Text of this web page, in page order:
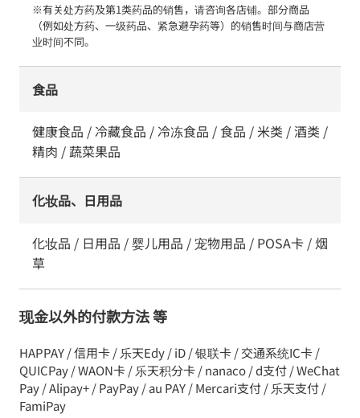
※有关处方药及第1类药品的销售，请咨询各店铺。部分商品
（例如处方药、一级药品、紧急避孕药等）的销售时间与商店营
业时间不同。
食品
健康食品 / 冷藏食品 / 冷冻食品 / 食品 / 米类 / 酒类 /
精肉 / 蔬菜果品
化妆品、日用品
化妆品 / 日用品 / 婴儿用品 / 宠物用品 / POSA卡 / 烟
草
现金以外的付款方法 等
HAPPAY / 信用卡 / 乐天Edy / iD / 银联卡 / 交通系统IC卡 /
QUICPay / WAON卡 / 乐天积分卡 / nanaco / d支付 / WeChat
Pay / Alipay+ / PayPay / au PAY / Mercari支付 / 乐天支付 /
FamiPay